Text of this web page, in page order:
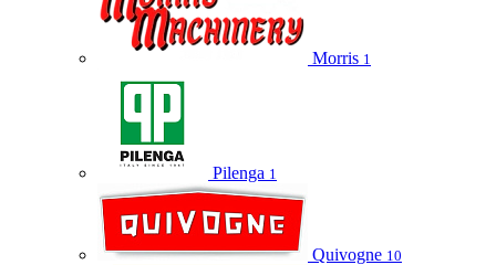
Morris 1
Pilenga 1
Quivogne 10